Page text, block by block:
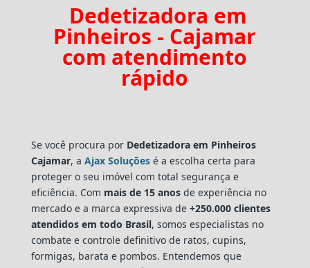
Dedetizadora em
Pinheiros - Cajamar
com atendimento
rápido
Se você procura por Dedetizadora em Pinheiros
Cajamar, a Ajax Soluçõesé a escolha certa para
proteger o seu imóvel com total segurança e
eficiência. Com mais de 15 anosde experiência no
mercado e a marca expressiva de+250.000 clientes
atendidos em todo Brasil, somos especialistas no
combate e controle definitivo de ratos, cupins,
formigas, barata e pombos. Entendemos que